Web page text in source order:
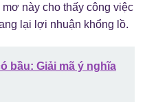
này cho thấy công việc
lại lợi nhuận khổng lồ.
bầu: Giải mã ý nghĩa